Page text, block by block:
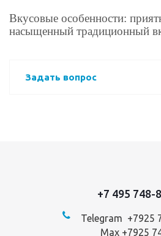
Вкусовые особенности:
насыщенный традиционный
Задать вопрос
+7 495 748-
Telegram +7925
Max +7925